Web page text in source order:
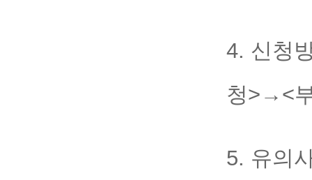
4. 신청
청> → <
5. 유의